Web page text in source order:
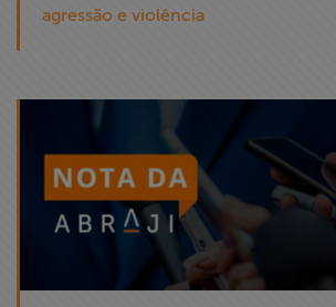
agressão e violência